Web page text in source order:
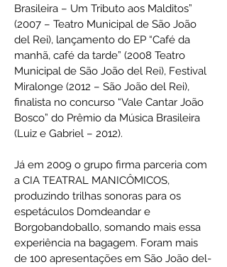
Brasileira – Um Tributo aos Malditos”
(2007 – Teatro Municipal de São João
del Rei), lançamento do EP “Café da
manhã, café da tarde” (2008 Teatro
Municipal de São João del Rei), Festival
Miralonge (2012 – São João del Rei),
finalista no concurso “Vale Cantar João
Bosco” do Prêmio da Música Brasileira
(Luiz e Gabriel – 2012).
Já em 2009 o grupo firma parceria com
a CIA TEATRAL MANICÔMICOS,
produzindo trilhas sonoras para os
espetáculos Domdeandar e
Borgobandoballo, somando mais essa
experiência na bagagem. Foram mais
de 100 apresentações em São João del-